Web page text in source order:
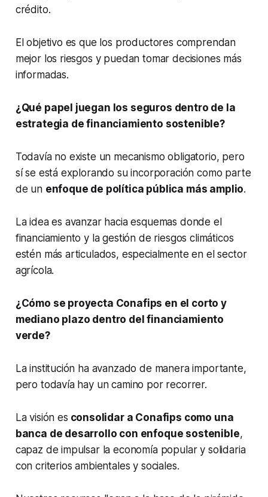
crédito.
El objetivo es que los productores comprendan
mejor los riesgos y puedan tomar decisiones más
informadas.
¿Qué papel juegan los seguros dentro de la
estrategia de financiamiento sostenible?
Todavía no existe un mecanismo obligatorio, pero
sí se está explorando su incorporación como parte
de un enfoque de política pública más amplio.
La idea es avanzar hacia esquemas donde el
financiamiento y la gestión de riesgos climáticos
estén más articulados, especialmente en el sector
agrícola.
¿Cómo se proyecta Conafips en el corto y
mediano plazo dentro del financiamiento
verde?
La institución ha avanzado de manera importante,
pero todavía hay un camino por recorrer.
La visión es consolidar a Conafips como una
banca de desarrollo con enfoque sostenible,
capaz de impulsar la economía popular y solidaria
con criterios ambientales y sociales.